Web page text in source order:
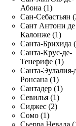
Абона (1)
Сан-Себастьян
Сант Антони де
Калонже (1)
Санта-Брихида
Санта-Крус-де-
Тенерифе (1)
Санта-Эулалия-
Ронсана (1)
Сантадер (1)
Севилья (1)
Сиджес (2)
Сомо (1)
Сьерра Невада